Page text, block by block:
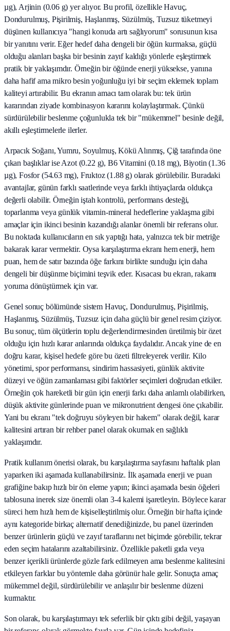
µg), Arjinin (0.06 g) yer alıyor. Bu profil, özellikle Havuç,
Dondurulmuş, Pişirilmiş, Haşlanmış, Süzülmüş, Tuzsuz tüketmeyi
düşünen kullanıcıya "hangi konuda artı sağlıyorum" sorusunun kısa
bir yanıtını verir. Eğer hedef daha dengeli bir öğün kurmaksa, güçlü
olduğu alanları başka bir besinin zayıf kaldığı yönlerle eşleştirmek
pratik bir yaklaşımdır. Örneğin bir öğünde enerji yüksekse, yanına
daha hafif ama mikro besin yoğunluğu iyi bir seçim eklemek toplam
kaliteyi artırabilir. Bu ekranın amacı tam olarak bu: tek ürün
kararından ziyade kombinasyon kararını kolaylaştırmak. Çünkü
sürdürülebilir beslenme çoğunlukla tek bir "mükemmel" besinle değil,
akıllı eşleştirmelerle ilerler.
Arpacık Soğanı, Yumru, Soyulmuş, Kökü Alınmış, Çiğ tarafında öne
çıkan başlıklar ise Azot (0.22 g), B6 Vitamini (0.18 mg), Biyotin (1.36
µg), Fosfor (54.63 mg), Fruktoz (1.88 g) olarak görülebilir. Buradaki
avantajlar, günün farklı saatlerinde veya farklı ihtiyaçlarda oldukça
değerli olabilir. Örneğin iştah kontrolü, performans desteği,
toparlanma veya günlük vitamin-mineral hedeflerine yaklaşma gibi
amaçlar için ikinci besinin kazandığı alanlar önemli bir referans olur.
Bu noktada kullanıcıların en sık yaptığı hata, yalnızca tek bir metriğe
bakarak karar vermektir. Oysa karşılaştırma ekranı hem enerji, hem
puan, hem de satır bazında öğe farkını birlikte sunduğu için daha
dengeli bir düşünme biçimini teşvik eder. Kısacası bu ekran, rakamı
yoruma dönüştürmek için var.
Genel sonuç bölümünde sistem Havuç, Dondurulmuş, Pişirilmiş,
Haşlanmış, Süzülmüş, Tuzsuz için daha güçlü bir genel resim çiziyor.
Bu sonuç, tüm ölçütlerin toplu değerlendirmesinden üretilmiş bir özet
olduğu için hızlı karar anlarında oldukça faydalıdır. Ancak yine de en
doğru karar, kişisel hedefe göre bu özeti filtreleyerek verilir. Kilo
yönetimi, spor performansı, sindirim hassasiyeti, günlük aktivite
düzeyi ve öğün zamanlaması gibi faktörler seçimleri doğrudan etkiler.
Örneğin çok hareketli bir gün için enerji farkı daha anlamlı olabilirken,
düşük aktivite günlerinde puan ve mikronutrient dengesi öne çıkabilir.
Yani bu ekranı "tek doğruyu söyleyen bir hakem" olarak değil, karar
kalitesini artıran bir rehber panel olarak okumak en sağlıklı
yaklaşımdır.
Pratik kullanım önerisi olarak, bu karşılaştırma sayfasını haftalık plan
yaparken iki aşamada kullanabilirsiniz. İlk aşamada enerji ve puan
grafiğine bakıp hızlı bir ön eleme yapın; ikinci aşamada besin öğeleri
tablosuna inerek size önemli olan 3-4 kalemi işaretleyin. Böylece karar
süreci hem hızlı hem de kişiselleştirilmiş olur. Örneğin bir hafta içinde
aynı kategoride birkaç alternatif denediğinizde, bu panel üzerinden
benzer ürünlerin güçlü ve zayıf taraflarını net biçimde görebilir, tekrar
eden seçim hatalarını azaltabilirsiniz. Özellikle paketli gıda veya
benzer içerikli ürünlerde gözle fark edilmeyen ama beslenme kalitesini
etkileyen farklar bu yöntemle daha görünür hale gelir. Sonuçta amaç
mükemmel değil, sürdürülebilir ve anlaşılır bir beslenme düzeni
kurmaktır.
Son olarak, bu karşılaştırmayı tek seferlik bir çıktı gibi değil, yaşayan